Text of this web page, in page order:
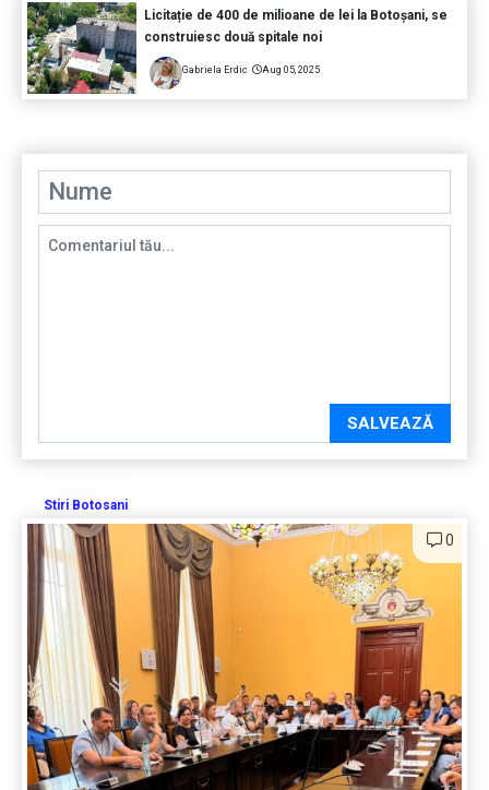
Licitație de 400 de milioane de lei la Botoșani, se
construiesc două spitale noi
Gabriela Erdic Aug 05, 2025
SALVEAZĂ
Stiri Botosani
0